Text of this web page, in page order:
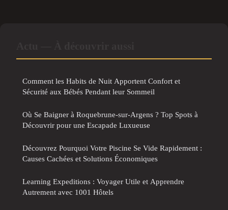
Comment les Habits de Nuit Apportent Confort et
Sécurité aux Bébés Pendant leur Sommeil
Où Se Baigner à Roquebrune-sur-Argens ? Top Spots à
Découvrir pour une Escapade Luxueuse
Découvrez Pourquoi Votre Piscine Se Vide Rapidement :
Causes Cachées et Solutions Économiques
Learning Expeditions : Voyager Utile et Apprendre
Autrement avec 1001 Hôtels